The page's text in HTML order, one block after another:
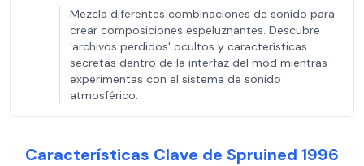
Mezcla diferentes combinaciones de sonido para
crear composiciones espeluznantes. Descubre
'archivos perdidos' ocultos y características
secretas dentro de la interfaz del mod mientras
experimentas con el sistema de sonido
atmosférico.
Características Clave de Spruined 1996